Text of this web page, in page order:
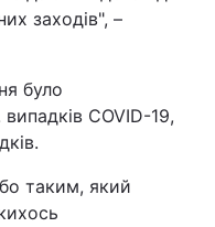
заходів", –
було
COVID-19,
таким, який